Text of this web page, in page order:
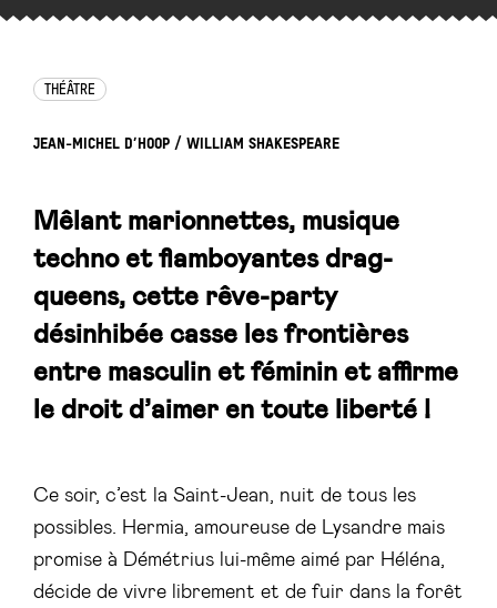
JEAN-MICHEL D’HOOP / WILLIAM SHAKESPEARE
THÉÂTRE
Mêlant marionnettes, musique
techno et flamboyantes drag-
queens, cette rêve-party
désinhibée casse les frontières
entre masculin et féminin et affirme
le droit d’aimer en toute liberté !
Ce soir, c’est la Saint-Jean, nuit de tous les
possibles. Hermia, amoureuse de Lysandre mais
promise à Démétrius lui-même aimé par Héléna,
décide de vivre librement et de fuir dans la forêt